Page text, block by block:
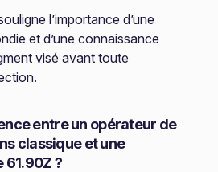
l’importance d’une
et d’une connaissance
visé avant toute
entre un opérateur de
classique et une
61.90Z ?